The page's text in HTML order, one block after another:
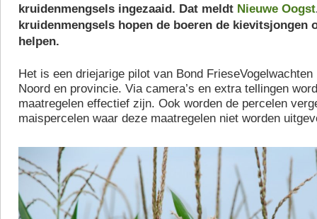
kruidenmengsels ingezaaid. Dat meldt Nieuwe Oogst
kruidenmengsels hopen de boeren de kievitsjongen
helpen.
Het is een driejarige pilot van Bond FrieseVogelwachten
Noord en provincie. Via camera’s en extra tellingen
maatregelen effectief zijn. Ook worden de percelen
maispercelen waar deze maatregelen niet worden